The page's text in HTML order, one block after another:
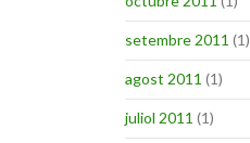
setembre 2011 (1)
agost 2011 (1)
juliol 2011 (1)